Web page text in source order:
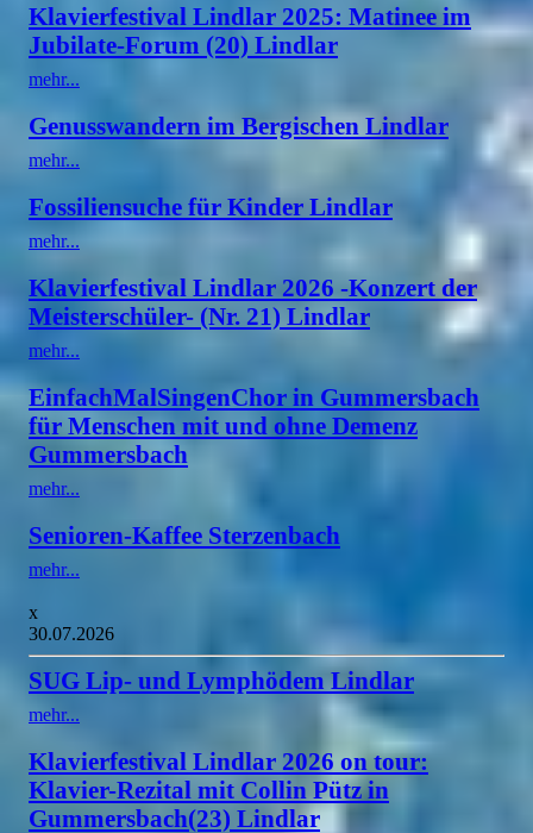
Klavierfestival Lindlar 2025: Matinee im
Jubilate-Forum (20) Lindlar
mehr...
Genusswandern im Bergischen Lindlar
mehr...
Fossiliensuche für Kinder Lindlar
mehr...
Klavierfestival Lindlar 2026 -Konzert der
Meisterschüler- (Nr. 21) Lindlar
mehr...
EinfachMalSingenChor in Gummersbach
für Menschen mit und ohne Demenz
Gummersbach
mehr...
Senioren-Kaffee Sterzenbach
mehr...
x
30.07.2026
SUG Lip- und Lymphödem Lindlar
mehr...
Klavierfestival Lindlar 2026 on tour:
Klavier-Rezital mit Collin Pütz in
Gummersbach(23) Lindlar